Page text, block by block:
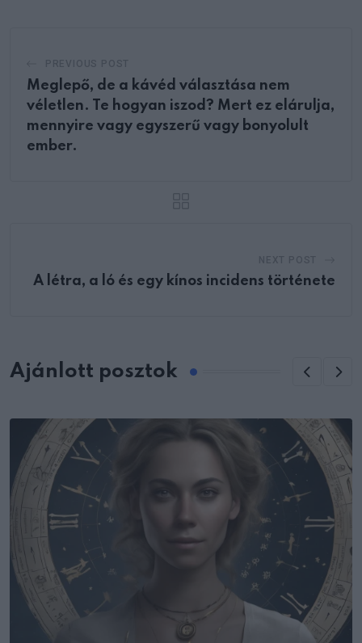
Meglepő, de a kávéd választása nem
véletlen. Te hogyan iszod? Mert ez elárulja,
mennyire vagy egyszerű vagy bonyolult
ember.
A létra, a ló és egy kínos incidens története
Ajánlott posztok